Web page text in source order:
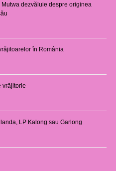
dezvăluie despre originea
în România
vrăjitorie
LP Kalong sau Garlong